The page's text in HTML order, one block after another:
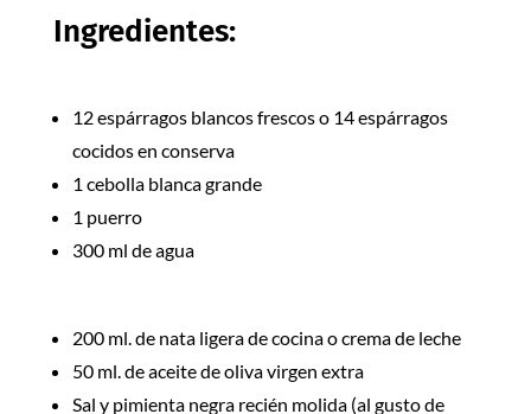
Ingredientes:
12 espárragos blancos frescos o 14 espárragos
cocidos en conserva
1 cebolla blanca grande
1 puerro
300 ml de agua
200 ml. de nata ligera de cocina o crema de leche
50 ml. de aceite de oliva virgen extra
Sal y pimienta negra recién molida (al gusto de